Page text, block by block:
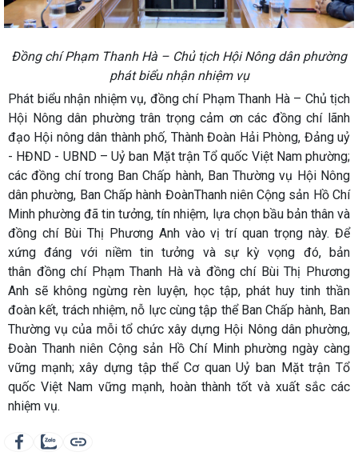
Đồng chí Phạm Thanh Hà – Chủ tịch Hội Nông dân phường
phát biểu nhận nhiệm vụ
Phát biểu nhận nhiệm vụ, đồng chí Phạm Thanh Hà – Chủ tịch
Hội Nông dân phường trân trọng cảm ơn các đồng chí lãnh
đạo Hội nông dân thành phố, Thành Đoàn Hải Phòng, Đảng uỷ
- HĐND - UBND – Uỷ ban Mặt trận Tổ quốc Việt Nam phường;
các đồng chí trong Ban Chấp hành, Ban Thường vụ Hội Nông
dân phường, Ban Chấp hành ĐoànThanh niên Cộng sản Hồ Chí
Minh phường đã tin tưởng, tín nhiệm, lựa chọn bầu bản thân và
đồng chí Bùi Thị Phương Anh vào vị trí quan trọng này. Để
xứng đáng với niềm tin tưởng và sự kỳ vọng đó, bản
thân đồng chí Phạm Thanh Hà và đồng chí Bùi Thị Phương
Anh sẽ không ngừng rèn luyện, học tập, phát huy tinh thần
đoàn kết, trách nhiệm, nỗ lực cùng tập thể Ban Chấp hành, Ban
Thường vụ của mỗi tổ chức xây dựng Hội Nông dân phường,
Đoàn Thanh niên Cộng sản Hồ Chí Minh phường ngày càng
vững mạnh; xây dựng tập thể Cơ quan Uỷ ban Mặt trận Tổ
quốc Việt Nam vững mạnh, hoàn thành tốt và xuất sắc các
nhiệm vụ.